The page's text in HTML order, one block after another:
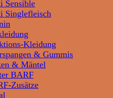
Sensible
Singlefleisch
Kleidung
& Gummis
& Mäntel
BARF
Zusätze